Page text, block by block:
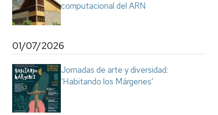
computacional del ARN
01/07/2026
Jornadas de arte y diversidad:
‘Habitando los Márgenes’